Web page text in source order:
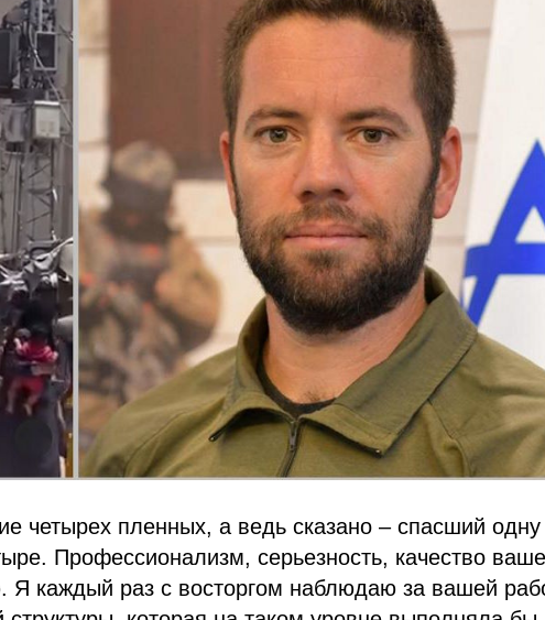
четырех пленных, а ведь сказано – спасший одну
Профессионализм, серьезность, качество
Я каждый раз с восторгом наблюдаю за вашей